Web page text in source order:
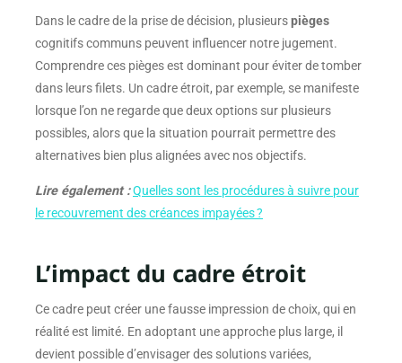
Dans le cadre de la prise de décision, plusieurspièges
cognitifs communs peuvent influencer notre jugement.
Comprendre ces pièges est dominant pour éviter de tomber
dans leurs filets. Un cadre étroit, par exemple, se manifeste
lorsque l’on ne regarde que deux options sur plusieurs
possibles, alors que la situation pourrait permettre des
alternatives bien plus alignées avec nos objectifs.
Lire également :Quelles sont les procédures à suivre pour
le recouvrement des créances impayées ?
L’impact du cadre étroit
Ce cadre peut créer une fausse impression de choix, qui en
réalité est limité. En adoptant une approche plus large, il
devient possible d’envisager des solutions variées,